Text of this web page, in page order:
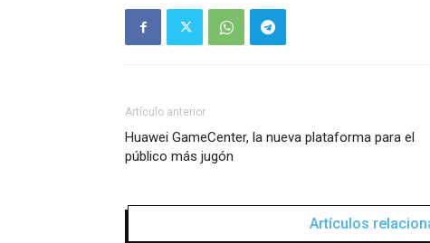
Artículo anterior
Huawei GameCenter, la nueva plataforma para el
público más jugón
Artículos